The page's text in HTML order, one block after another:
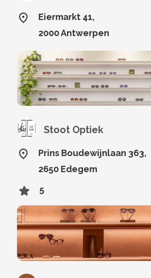
Eiermarkt 41,
2000 Antwerpen
Stoot Optiek
Prins Boudewijnlaan 363,
2650 Edegem
5